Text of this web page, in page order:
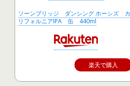
ソーンブリッジ ダンシング ホーシズ カ
リフォルニアIPA 缶 440ml
楽天で購入